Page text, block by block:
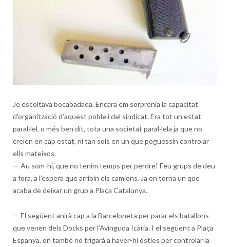
Jo escoltava bocabadada. Encara em sorprenia la capacitat
d’organització d’aquest poble i del sindicat. Era tot un estat
paral·lel, o més ben dit, tota una societat paral·lela ja que no
creien en cap estat, ni tan sols en un que poguessin controlar
ells mateixos.
— Au som-hi, que no tenim temps per perdre! Feu grups de deu
a fora, a l’espera que arribin els camions. Ja en torna un que
acaba de deixar un grup a Plaça Catalunya.
— El següent anirà cap a la Barceloneta per parar els batallons
que venen dels Docks per l’Avinguda Icària. I el següent a Plaça
Espanya, on també no trigarà a haver-hi ósties per controlar la